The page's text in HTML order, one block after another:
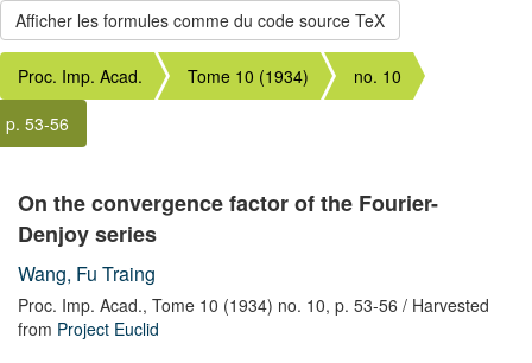
Proc. Imp. Acad. Tome 10 (1934)
no. 10
p. 53-56
On the convergence factor of the Fourier-
Denjoy series
Wang, Fu Traing
Proc. Imp. Acad., Tome 10 (1934) no. 10, p. 53-56 / Harvested
from Project Euclid